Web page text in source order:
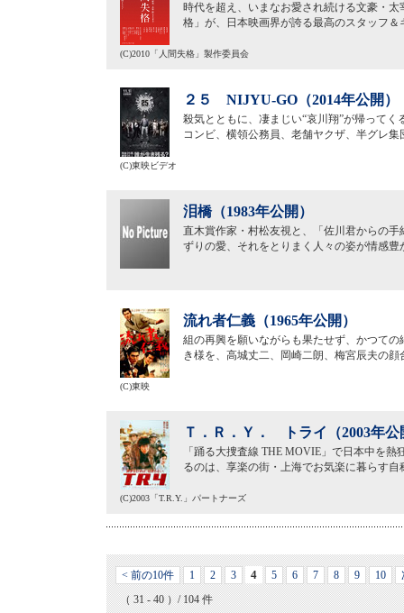
時代を超え、いまなお愛され続ける文豪・
格」が、日本映画界が誇る最高のスタッフ
(C)2010「人間失格」製作委員会
２５ NIJYU-GO（2014年公開）
殺気とともに、凄まじい“哀川翔”が帰って
コンビ、横領公務員、老舗ヤクザ、半グレ
(C)東映ビデオ
泪橋（1983年公開）
直木賞作家・村松友視と、「佐川君からの
ずりの愛、それをとりまく人々の姿が情感豊
流れ者仁義（1965年公開）
組の再興を願いながらも果たせず、かつて
き様を、高城丈二、岡崎二朗、梅宮辰夫の
(C)東映
Ｔ．Ｒ．Ｙ． トライ（2003年公
「踊る大捜査線 THE MOVIE」で日本中を
るのは、享楽の街・上海でお気楽に暮らす
(C)2003「T.R.Y.」パートナーズ
< 前の10件 1 2 3 4 5 6 7 8 9 10
（ 31 - 40 ）/ 104 件